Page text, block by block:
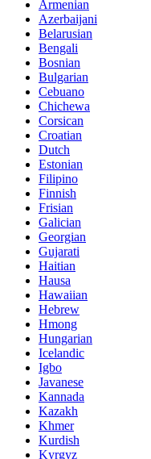
Armenian
Azerbaijani
Belarusian
Bengali
Bosnian
Bulgarian
Cebuano
Chichewa
Corsican
Croatian
Dutch
Estonian
Filipino
Finnish
Frisian
Galician
Georgian
Gujarati
Haitian
Hausa
Hawaiian
Hebrew
Hmong
Hungarian
Icelandic
Igbo
Javanese
Kannada
Kazakh
Khmer
Kurdish
Kyrgyz